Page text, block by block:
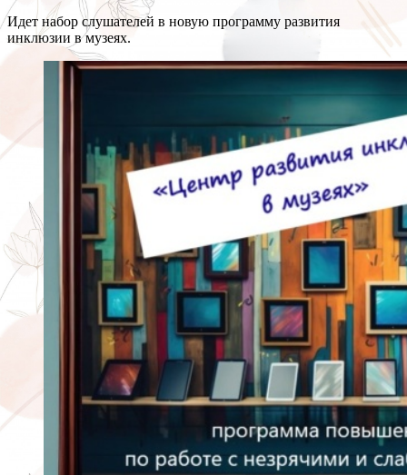
Идет набор слушателей в новую программу развития
инклюзии в музеях.